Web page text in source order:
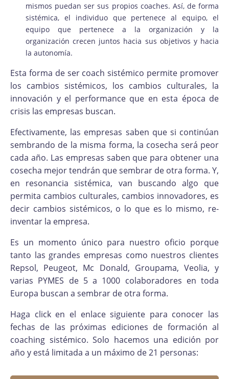
mismos puedan ser sus propios coaches. Así, de forma
sistémica, el individuo que pertenece al equipo, el
equipo que pertenece a la organización y la
organización crecen juntos hacia sus objetivos y hacia
la autonomía.
Esta forma de ser coach sistémico permite promover
los cambios sistémicos, los cambios culturales, la
innovación y el performance que en esta época de
crisis las empresas buscan.
Efectivamente, las empresas saben que si continúan
sembrando de la misma forma, la cosecha será peor
cada año. Las empresas saben que para obtener una
cosecha mejor tendrán que sembrar de otra forma. Y,
en resonancia sistémica, van buscando algo que
permita cambios culturales, cambios innovadores, es
decir cambios sistémicos, o lo que es lo mismo, re-
inventar la empresa.
Es un momento único para nuestro oficio porque
tanto las grandes empresas como nuestros clientes
Repsol, Peugeot, Mc Donald, Groupama, Veolia, y
varias PYMES de 5 a 1000 colaboradores en toda
Europa buscan a sembrar de otra forma.
Haga click en el enlace siguiente para conocer las
fechas de las próximas ediciones de formación al
coaching sistémico. Solo hacemos una edición por
año y está limitada a un máximo de 21 personas: